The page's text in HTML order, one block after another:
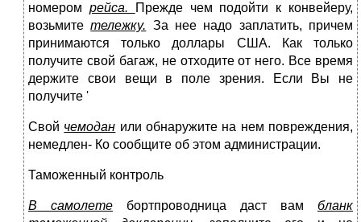
номером рейса.
Прежде чем подойти к конвейеру,
возьмитетележку. За нее надо заплатить, причем
принимаются только доллары США. Как только
получите свой багаж, не отходите от него. Все вре­мя
держите свои вещи в поле зрения. Если Вы не
получите '
Свой чемодан или обнаружите на нем повреждения,
немедлен- Ко сообщите об этом администрации.
Таможенный контроль
В самолете бортпроводница даст вам бланк